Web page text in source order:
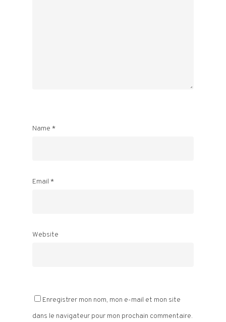
Name *
Email *
Website
Enregistrer mon nom, mon e-mail et mon site
dans le navigateur pour mon prochain commentaire.